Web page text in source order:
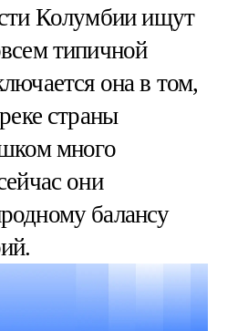
Колумбии ищут
типичной
она в том,
страны
много
они
балансу